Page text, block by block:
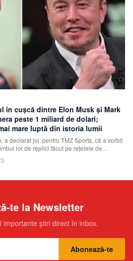
în cuşcă dintre Elon Musk şi Mark
peste 1 miliard de dolari;
mare luptă din istoria lumii
a declarat joi, pentru TMZ Sports, că a vorbit
lor de replici făcut pe reţelele de
te la Newsletter
importante știri direct în inbox.
Abonează-te